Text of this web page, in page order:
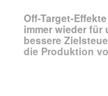
Off-Target-
immer wieder für
bessere
die Produktion